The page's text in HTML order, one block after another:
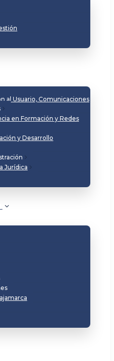
al Usuario, Comunicaciones
en Formación y Redes
y Desarrollo
Jurídica